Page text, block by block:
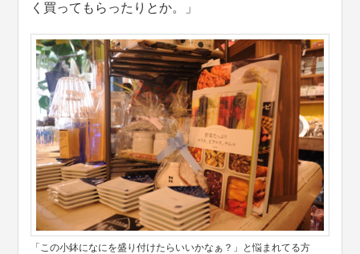
く買ってもらったりとか。」
「この小鉢になにを盛り付けたらいいかなぁ？」と悩まれてる方